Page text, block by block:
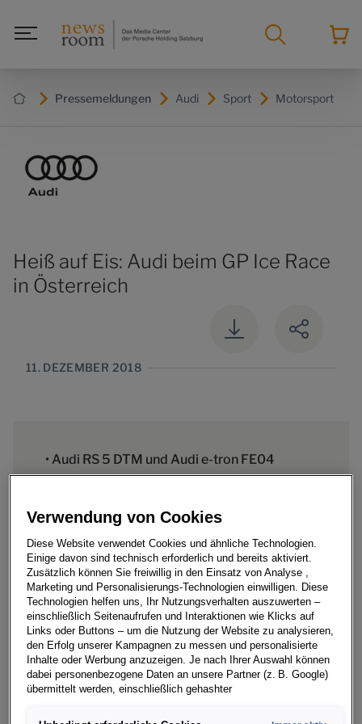
Pressemeldungen Audi Sport Motorsport
Heiß auf Eis: Audi beim GP Ice Race
in Österreich
11. DEZEMBER 2018
• Audi RS 5 DTM und Audi e-tron FE04
• René Rast und Daniel Abt in Zell am See auf
glattem Untergrund
• Acht Jahrzehnte Audi-Motorsport-
Geschichte
Motorsport mal anders: Noch nie sind so
unterschiedliche Rennwagen aus dem Motorsport-
Verwendung von Cookies
Diese Website verwendet Cookies und ähnliche Technologien.
Einige davon sind technisch erforderlich und bereits aktiviert.
Zusätzlich können Sie freiwillig in den Einsatz von Analyse ,
Marketing und Personalisierungs-Technologien einwilligen. Diese
Technologien helfen uns, Ihr Nutzungsverhalten auszuwerten –
einschließlich Seitenaufrufen und Interaktionen wie Klicks auf
Links oder Buttons – um die Nutzung der Website zu analysieren,
den Erfolg unserer Kampagnen zu messen und personalisierte
Inhalte oder Werbung anzuzeigen. Je nach Ihrer Auswahl können
dabei personenbezogene Daten an unsere Partner (z. B. Google)
übermittelt werden, einschließlich gehashter
(z. B. E Mail Adresse oder Telefonnummer).